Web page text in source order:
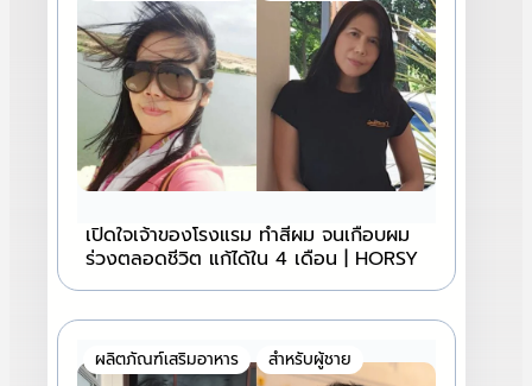
เปิดใจเจ้าของโรงแรม ทำสีผม จนเกือบผม
ร่วงตลอดชีวิต แก้ได้ใน 4 เดือน | HORSY
ผลิตภัณฑ์เสริมอาหาร สำหรับผู้ชาย